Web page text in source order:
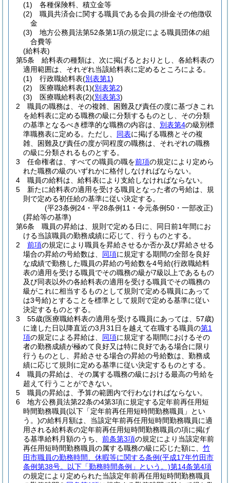
(1)
各種保険料、積立金等
(2)
職員共済会に関する職員である会員の掛金その他徴収
金
(3)
地方公務員法第52条第1項の規定による職員団体の組
合費等
(給料表)
第5条
給料表の種類は、次に掲げるとおりとし、各給料表の
適用範囲は、それぞれ当該給料表に定めるところによる。
(1)
行政職給料表(別表第1)
(2)
医療職給料表(1)(別表第2)
(3)
医療職給料表(2)(別表第3)
2
職員の職務は、その複雑、困難及び責任の度に基づきこれ
を給料表に定める職務の級に分類するものとし、その分類
の基準となるべき標準的な職務の内容は、 別表第4の級別標
準職務表に定める。 ただし、 同表に掲げる職務とその複
雑、困難及び責任の度が同程度の職務は、それぞれの職務
の級に分類されるものとする。
3
任命権者は、すべての職員の職を前項の規定により定めら
れた職務の級のいずれかに格付しなければならない。
4
職員の給料は、給料表により支給しなければならない。
5
新たに給料表の適用を受ける職員となった者の号給は、規
則で定める初任給の基準に従い決定する。
(平23条例24・平28条例11・令元条例50・一部改正)
(昇給等の基準)
第6条
職員の昇給は、規則で定める日に、同日前1年間にお
ける当該職員の勤務成績に応じて、行うものとする。
2
前項の規定により職員を昇給させるか否か及び昇給させる
場合の昇給の号給数は、 同項に規定する期間の全部を良好
な成績で勤務した職員の昇給の号給数を4号給(行政職給料
表の適用を受ける職員でその職務の級が7級以上であるもの
及び同表以外の各給料表の適用を受ける職員でその職務の
級がこれに相当するものとして規則で定める職員にあって
は3号給)とすることを標準として規則で定める基準に従い
決定するものとする。
3
55歳(医療職給料表の適用を受ける職員にあっては、57歳)
に達した日以降直近の3月31日を越えて在職する職員の第1
項の規定による昇給は、 同項に規定する期間におけるその
者の勤務成績が極めて良好又は特に良好である場合に限り
行うものとし、昇給させる場合の昇給の号給数は、勤務成
績に応じて規則に定める基準に従い決定するものとする。
4
職員の昇給は、その属する職務の級における最高の号給を
超えて行うことができない。
5
職員の昇給は、予算の範囲内で行わなければならない。
6
地方公務員法第22条の4第3項に規定する定年前再任用短
時間勤務職員(以下「定年前再任用短時間勤務職員」とい
う。)の給料月額は、当該定年前再任用短時間勤務職員に適
用される給料表の定年前再任用短時間勤務職員の項に掲げ
る基準給料月額のうち、 前条第3項の規定により当該定年前
再任用短時間勤務職員の属する職務の級に応じた額に、 竹
田市職員の勤務時間、休暇等に関する条例(平成17年竹田市
条例第38号。以下「勤務時間条例」という。)第14条第4項
の規定により定められた当該定年前再任用短時間勤務職員